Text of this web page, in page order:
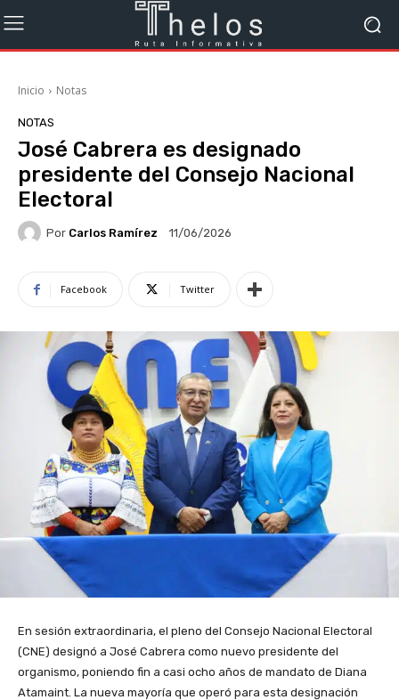
Inicio Notas
NOTAS
José Cabrera es designado
presidente del Consejo Nacional
Electoral
Por Carlos Ramírez 11/06/2026
Facebook Twitter
En sesión extraordinaria, el pleno del Consejo Nacional Electoral
(CNE) designó a José Cabrera como nuevo presidente del
organismo, poniendo fin a casi ocho años de mandato de Diana
Atamaint. La nueva mayoría que operó para esta designación